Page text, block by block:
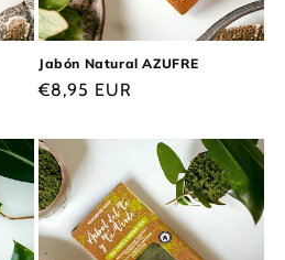
Jabón Natural AZUFRE
Precio
€8,95 EUR